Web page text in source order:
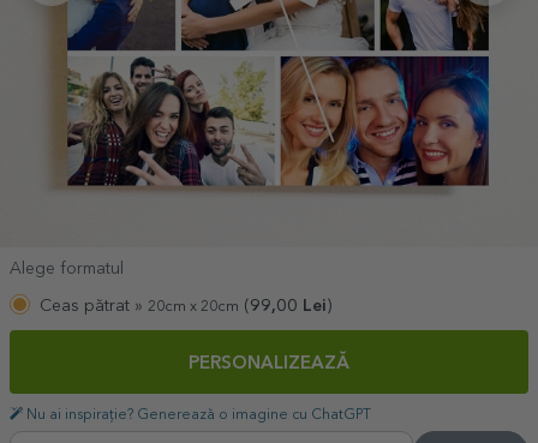
Alege formatul
Ceas pătrat » 20cm x 20cm ( 99,00 Lei )
PERSONALIZEAZĂ
Nu ai inspirație? Generează o imagine cu ChatGPT